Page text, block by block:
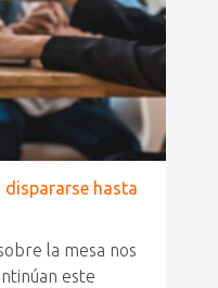
dispararse hasta
la mesa nos
este